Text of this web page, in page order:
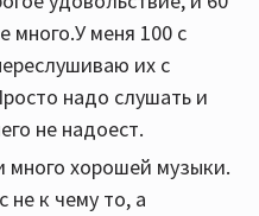
много.У меня 100 с
их с
надо слушать и
не надоест.
много хорошей музыки.
не к чему то, а